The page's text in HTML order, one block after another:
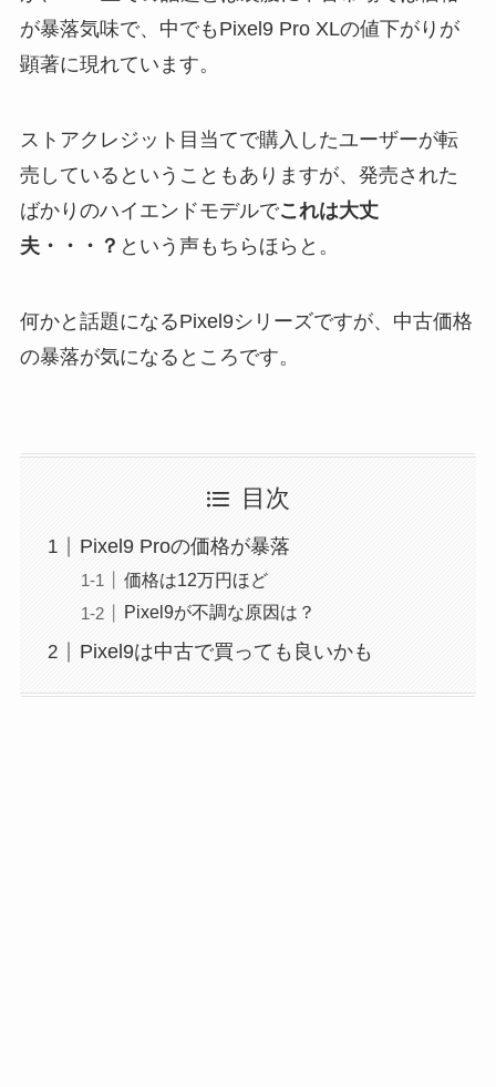
が暴落気味で、中でもPixel9 Pro XLの値下がりが
顕著に現れています。
ストアクレジット目当てで購入したユーザーが転
売しているということもありますが、発売された
ばかりのハイエンドモデルでこれは大丈
夫・・・？ という声もちらほらと。
何かと話題になるPixel9シリーズですが、中古価格
の暴落が気になるところです。
目次
Pixel9 Proの価格が暴落
価格は12万円ほど
Pixel9が不調な原因は？
Pixel9は中古で買っても良いかも